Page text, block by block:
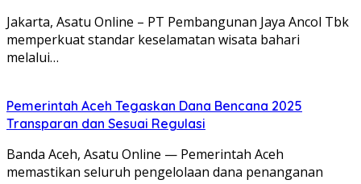
Jakarta, Asatu Online – PT Pembangunan Jaya Ancol Tbk
memperkuat standar keselamatan wisata bahari
melalui…
Pemerintah Aceh Tegaskan Dana Bencana 2025
Transparan dan Sesuai Regulasi
Banda Aceh, Asatu Online — Pemerintah Aceh
memastikan seluruh pengelolaan dana penanganan